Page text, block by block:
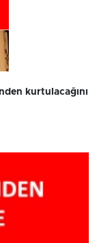
kurtulacağını